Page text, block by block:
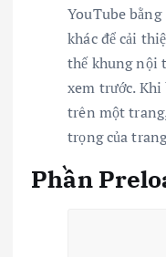
YouTube
khác để cải
thế khung nội
xem trước.
trên một
trọng của
Phần